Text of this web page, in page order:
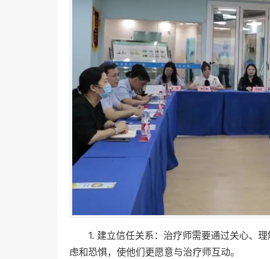
1. 建立信任关系：治疗师需要通过关心、
虑和恐惧，使他们更愿意与治疗师互动。